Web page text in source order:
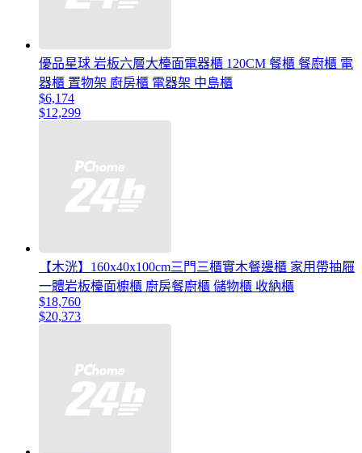
優品星球 岩板六層大檯面電器櫃 120CM 餐櫃 餐廚櫃 電
器櫃 置物架 廚房櫃 電器架 中島櫃
$6,174
$12,299
【木洸】160x40x100cm三門三櫃實木餐邊櫃 家用帶抽屜
一體岩板檯面櫥櫃 廚房餐廚櫃 儲物櫃 收納櫃
$18,760
$20,373